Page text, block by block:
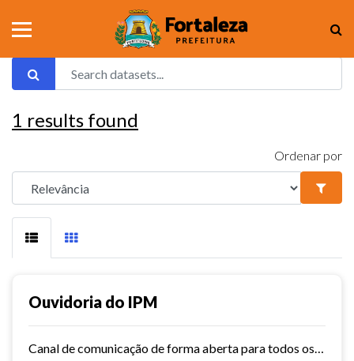
1 results found
Ordenar por
Ouvidoria do IPM